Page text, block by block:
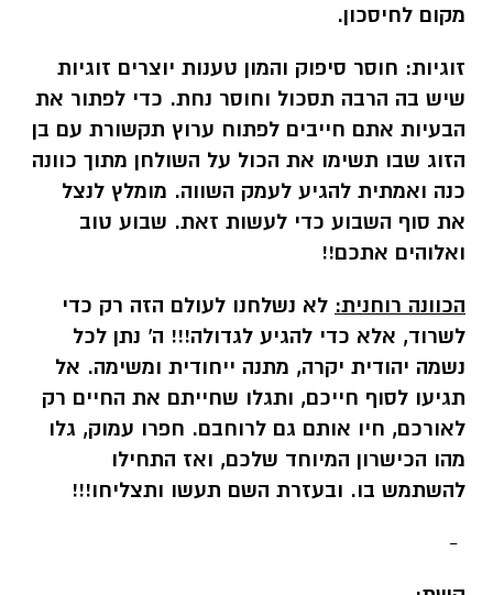
מקום לחיסכון.
זוגיות: חוסר סיפוק והמון טענות יוצרים זוגיות
שיש בה הרבה תסכול וחוסר נחת. כדי לפתור את
הבעיות אתם חייבים לפתוח ערוץ תקשורת עם בן
הזוג שבו תשימו את הכול על השולחן מתוך כוונה
כנה ואמתית להגיע לעמק השווה. מומלץ לנצל
את סוף השבוע כדי לעשות זאת. שבוע טוב
ואלוהים אתכם!!
הכוונה רוחנית: לא נשלחנו לעולם הזה רק כדי
לשרוד, אלא כדי להגיע לגדולה!!! ה' נתן לכל
נשמה יהודית יקרה, מתנה ייחודית ומשימה. אל
תגיעו לסוף חייכם, ותגלו שחייתם את החיים רק
לאורכם, חיו אותם גם לרוחבם. חפרו עמוק, גלו
מהו הכישרון המיוחד שלכם, ואז התחילו
להשתמש בו. ובעזרת השם תעשו ותצליחו!!!
-